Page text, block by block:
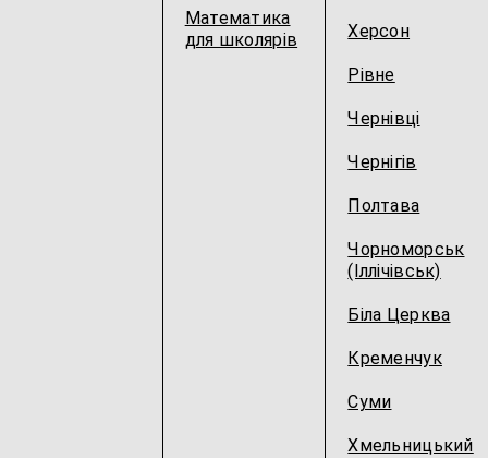
Математика
для школярів
Херсон
Рівне
Чернівці
Чернігів
Полтава
Чорноморськ
(Іллічівськ)
Біла Церква
Кременчук
Суми
Хмельницький